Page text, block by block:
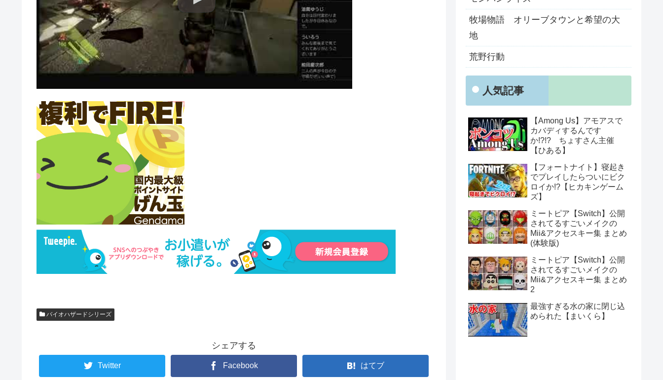
バイオハザードシリーズ
シェアする
Twitter Facebook はてブ
牧場物語 オリーブタウンと希望の大
地
荒野行動
人気記事
【Among Us】アモアスで
カバディするんです
か!?!? ちょすさん主催
【ひある】
【フォートナイト】寝起き
でプレイしたらついにビク
ロイか!?【ヒカキンゲーム
ズ】
ミートピア【Switch】公開
されてるすごいメイクの
Mii&アクセスキー集 まとめ
(体験版)
ミートピア【Switch】公開
されてるすごいメイクの
Mii&アクセスキー集 まとめ
2
最強すぎる水の家に閉じ込
められた【まいくら】